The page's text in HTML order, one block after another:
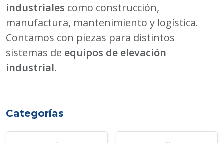
industriales como construcción,
manufactura, mantenimiento y logística.
Contamos con piezas para distintos
sistemas de equipos de elevación
industrial.
Categorías